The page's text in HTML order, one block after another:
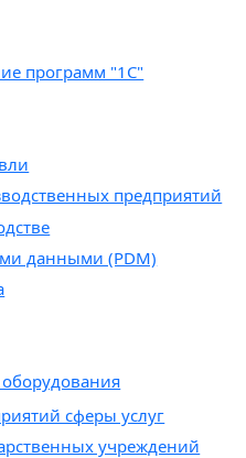
программ "1С"
предприятий
данными (PDM)
сферы услуг
учреждений